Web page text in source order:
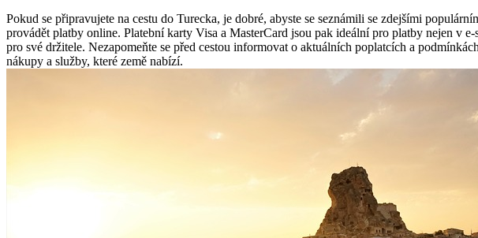
Pokud se připravujete na cestu do Turecka, je dobré, abyste se seznámili se zdejšími
provádět platby online. Platební karty Visa a MasterCard jsou pak ideální pro platby nejen v
pro své držitele. Nezapomeňte se před cestou informovat o aktuálních poplatcích a
nákupy a služby, které země nabízí.